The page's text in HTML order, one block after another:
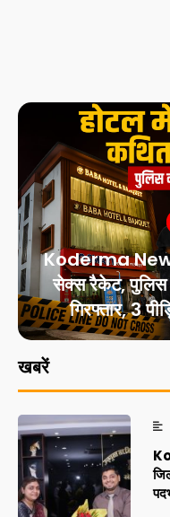
Koderma
सेक्स रैकेट, पुलिस
गिरफ्तार, 3
खबरें